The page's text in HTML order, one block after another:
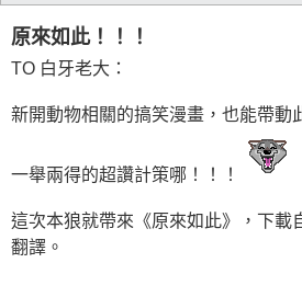
原來如此！！！
TO 白牙老大：
新開動物相關的搞笑漫畫，也能帶動
一舉兩得的超讚計策哪！！！
這次本狼就帶來《原來如此》，下載
翻譯。